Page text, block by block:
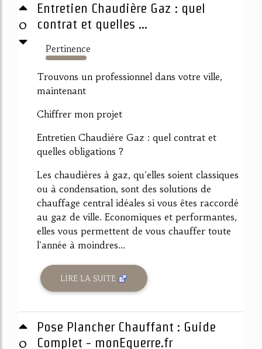
0
Entretien Chaudière Gaz : quel
contrat et quelles ...
Pertinence
3801%
Trouvons un professionnel dans votre ville,
maintenant
Chiffrer mon projet
Entretien Chaudière Gaz : quel contrat et
quelles obligations ?
Les chaudières à gaz, qu'elles soient classiques
ou à condensation, sont des solutions de
chauffage central idéales si vous êtes raccordé
au gaz de ville. Economiques et performantes,
elles vous permettent de vous chauffer toute
l'année à moindres...
LIRE LA SUITE
0
Pose Plancher Chauffant : Guide
Complet - monEquerre.fr